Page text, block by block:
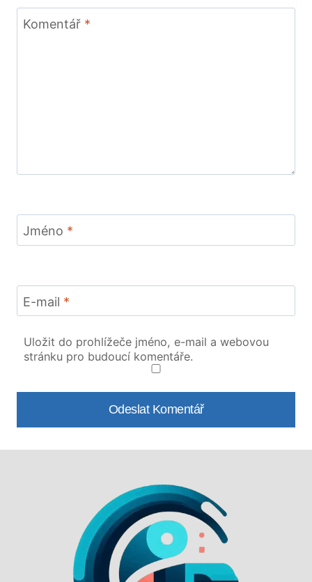
Komentář *
Jméno *
E-mail *
Uložit do prohlížeče jméno, e-mail a webovou
stránku pro budoucí komentáře.